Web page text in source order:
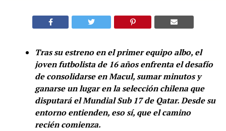
Tras su estreno en el primer equipo albo, el
joven futbolista de 16 años enfrenta el desafío
de consolidarse en Macul, sumar minutos y
ganarse un lugar en la selección chilena que
disputará el Mundial Sub 17 de Qatar. Desde su
entorno entienden, eso sí, que el camino
recién comienza.